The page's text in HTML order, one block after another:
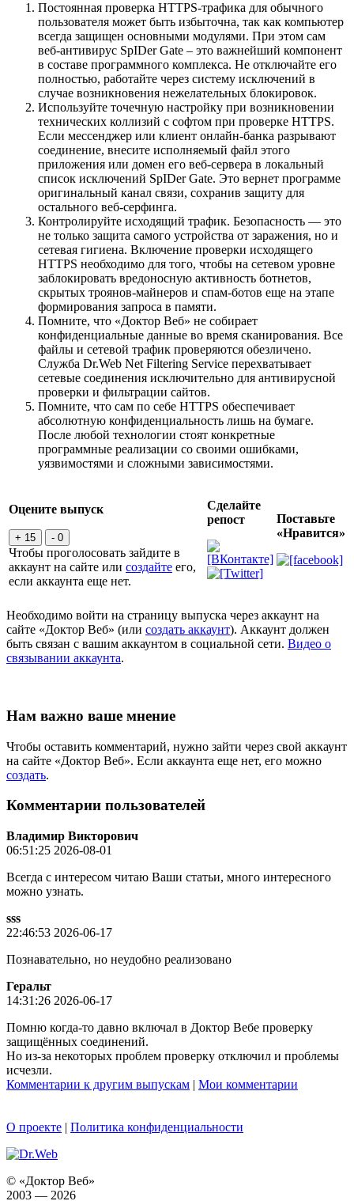
Постоянная проверка HTTPS-трафика для обычного
пользователя может быть избыточна, так как компьютер
всегда защищен основными модулями. При этом сам
веб-антивирус SpIDer Gate – это важнейший компонент
в составе программного комплекса. Не отключайте его
полностью, работайте через систему исключений в
случае возникновения нежелательных блокировок.
Используйте точечную настройку при возникновении
технических коллизий с софтом при проверке HTTPS.
Если мессенджер или клиент онлайн-банка разрывают
соединение, внесите исполняемый файл этого
приложения или домен его веб-сервера в локальный
список исключений SpIDer Gate. Это вернет программе
оригинальный канал связи, сохранив защиту для
остального веб-серфинга.
Контролируйте исходящий трафик. Безопасность — это
не только защита самого устройства от заражения, но и
сетевая гигиена. Включение проверки исходящего
HTTPS необходимо для того, чтобы на сетевом уровне
заблокировать вредоносную активность ботнетов,
скрытых троянов-майнеров и спам-ботов еще на этапе
формирования запроса в памяти.
Помните, что «Доктор Веб» не собирает
конфиденциальные данные во время сканирования. Все
файлы и сетевой трафик проверяются обезличено.
Служба Dr.Web Net Filtering Service перехватывает
сетевые соединения исключительно для антивирусной
проверки и фильтрации сайтов.
Помните, что сам по себе HTTPS обеспечивает
абсолютную конфиденциальность лишь на бумаге.
После любой технологии стоят конкретные
программные реализации со своими ошибками,
уязвимостями и сложными зависимостями.
Оцените выпуск
+ 15 - 0
Чтобы проголосовать зайдите в
аккаунт на сайте или создайте его,
если аккаунта еще нет.
Сделайте
репост
Поставьте
«Нравится»
Необходимо войти на страницу выпуска через аккаунт на
сайте «Доктор Веб» (или создать аккаунт). Аккаунт должен
быть связан с вашим аккаунтом в социальной сети. Видео о
связывании аккаунта.
Нам важно ваше мнение
Чтобы оставить комментарий, нужно зайти через свой аккаунт
на сайте «Доктор Веб». Если аккаунта еще нет, его можно
создать.
Комментарии пользователей
Владимир Викторович
06:51:25 2026-08-01
Всегда с интересом читаю Ваши статьи, много интересного
можно узнать.
sss
22:46:53 2026-06-17
Познавательно, но неудобно реализовано
Геральт
14:31:26 2026-06-17
Помню когда-то давно включал в Доктор Вебе проверку
защищённых соединений.
Но из-за некоторых проблем проверку отключил и проблемы
исчезли.
Комментарии к другим выпускам | Мои комментарии
О проекте | Политика конфиденциальности
© «Доктор Веб»
2003 — 2026